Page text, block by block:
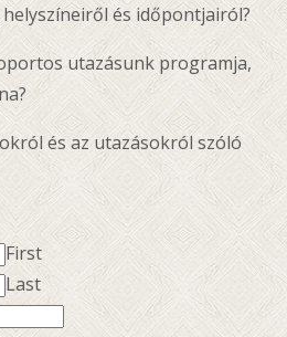
és időpontjairól?
utazásunk programja,
és az utazásokról szóló
First
Last